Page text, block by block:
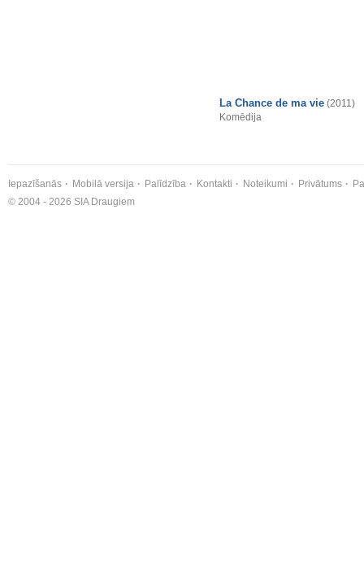
La Chance de ma vie (2011)
Komēdija
Iepazīšanās Mobilā versija Palīdzība Kontakti Noteikumi Privātums
© 2004 - 2026 SIA Draugiem